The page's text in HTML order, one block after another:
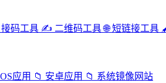
接码工具 ✍️ 二维码工具 🌐 短链接工具
应用 📁 安卓应用 📁 系统镜像网站